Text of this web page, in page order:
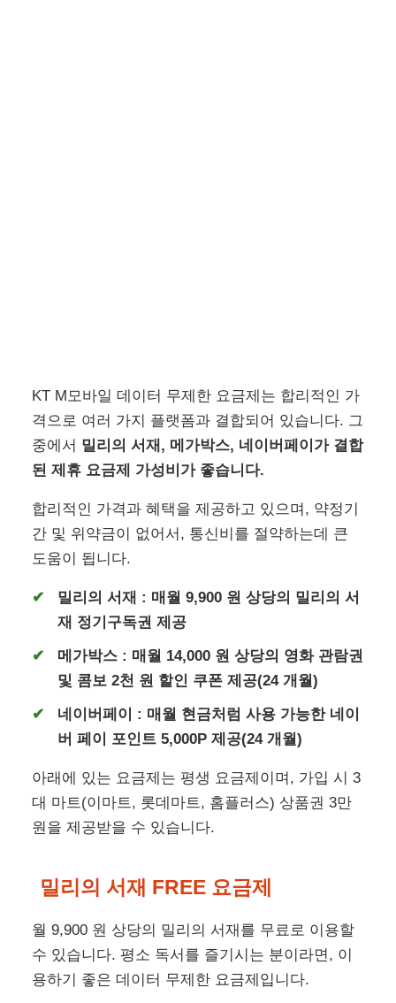
KT M모바일 데이터 무제한 요금제는 합리적인 가
격으로 여러 가지 플랫폼과 결합되어 있습니다. 그
중에서 밀리의 서재, 메가박스, 네이버페이가 결합
된 제휴 요금제 가성비가 좋습니다.
합리적인 가격과 혜택을 제공하고 있으며, 약정기
간 및 위약금이 없어서, 통신비를 절약하는데 큰
도움이 됩니다.
밀리의 서재 : 매월 9,900 원 상당의 밀리의 서
재 정기구독권 제공
메가박스 : 매월 14,000 원 상당의 영화 관람권
및 콤보 2천 원 할인 쿠폰 제공(24 개월)
네이버페이 : 매월 현금처럼 사용 가능한 네이
버 페이 포인트 5,000P 제공(24 개월)
아래에 있는 요금제는 평생 요금제이며, 가입 시 3
대 마트(이마트, 롯데마트, 홈플러스) 상품권 3만
원을 제공받을 수 있습니다.
밀리의 서재 FREE 요금제
월 9,900 원 상당의 밀리의 서재를 무료로 이용할
수 있습니다. 평소 독서를 즐기시는 분이라면, 이
용하기 좋은 데이터 무제한 요금제입니다.